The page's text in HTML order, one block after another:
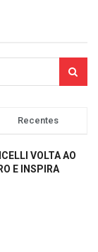
Recentes
VOLTA AO
E INSPIRA